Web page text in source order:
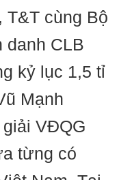
T&T cùng Bộ
danh CLB
kỷ lục 1,5 tỉ
Mạnh
VĐQG
từng có